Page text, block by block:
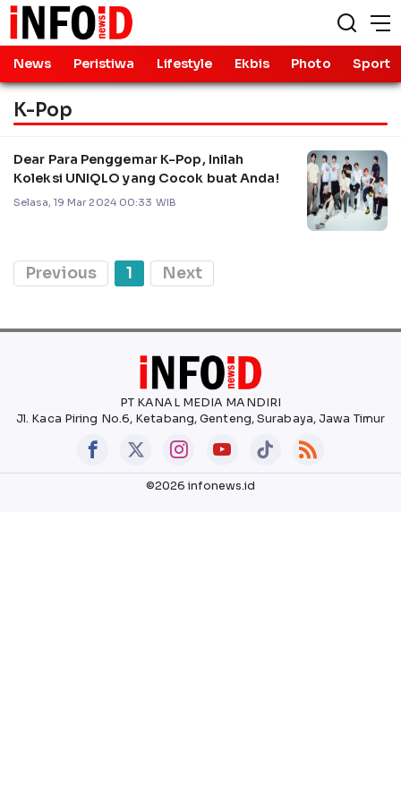
News Peristiwa Lifestyle Ekbis Photo Sport
K-Pop
Dear Para Penggemar K-Pop, Inilah
Koleksi UNIQLO yang Cocok buat Anda!
Selasa, 19 Mar 2024 00:33 WIB
Previous 1 Next
PT KANAL MEDIA MANDIRI
Jl. Kaca Piring No.6, Ketabang, Genteng, Surabaya, Jawa Timur
©2026 infonews.id